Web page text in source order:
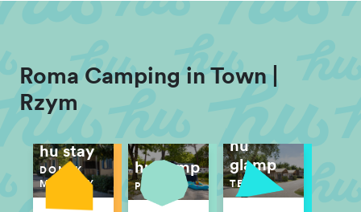
Roma Camping in Town |
Rzym
hu stay
DOMEK
MOBILNY
hu camp
PITCH
hu
glamp
TENT